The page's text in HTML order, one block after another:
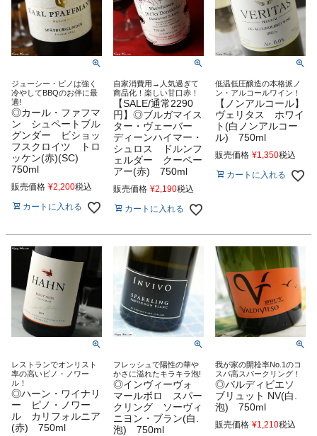
ジューシー・ピノは強く
冷やしてBBQのお伴に最
適!
◎カール・ファフマ
ン シュペートブル
グンダー ビショッ
フスクロイツ トロ
ッケン(赤)(SC)
750ml
販売価格 ¥2,200税込
カートに入れる
自家消費用→人気過ぎて
商品化！楽しい甘口赤！
【SALE/通常2290
円】◎ブルガマイス
ター・ヴェーバー
ディーンハイマー・
シュロス ドルンフ
ェルダー クーベー
アー(赤) 750ml
販売価格 ¥2,190税込
カートに入れる
低温低圧醸造の本格派ノ
ン・アルコールワイン！
【ノンアルコール】
ヴェリタス ホワイ
ト(白ノンアルコー
ル) 750ml
販売価格 ¥1,350税込
カートに入れる
レストランでオンリスト
率の高いピノ・ノワー
ル！
◎ハーン・ワイナリ
ー ピノ・ノワー
ル カリフォルニア
(赤) 750ml
フレッシュで陽性の華や
かさに溢れたキラキラ泡!
◎インヴィーヴォ
マールボロ スパー
クリング ソーヴィ
ニヨン・ブラン(白.
泡) 750ml
我が家の開栓率No.1のコ
スパ高スパークリング！
◎バルディビエソ
ブリュット NV(白.
泡) 750ml
販売価格 ¥1,210税込